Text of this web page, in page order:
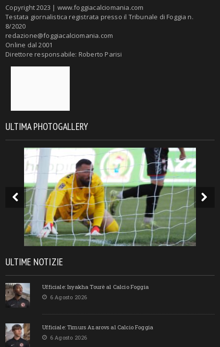
Copyright 2023 | www.foggiacalciomania.com
Testata giornalistica registrata presso il Tribunale di Foggia n.
8/2020
redazione@foggiacalciomania.com
Online dal 2001
Direttore responsabile: Roberto Parisi
ULTIMA PHOTOGALLERY
ULTIME NOTIZIE
Ufficiale: Isyakha Tourè al Calcio Foggia
6 Agosto 2026
Ufficiale: Timurs Azarovs al Calcio Foggia
6 Agosto 2026